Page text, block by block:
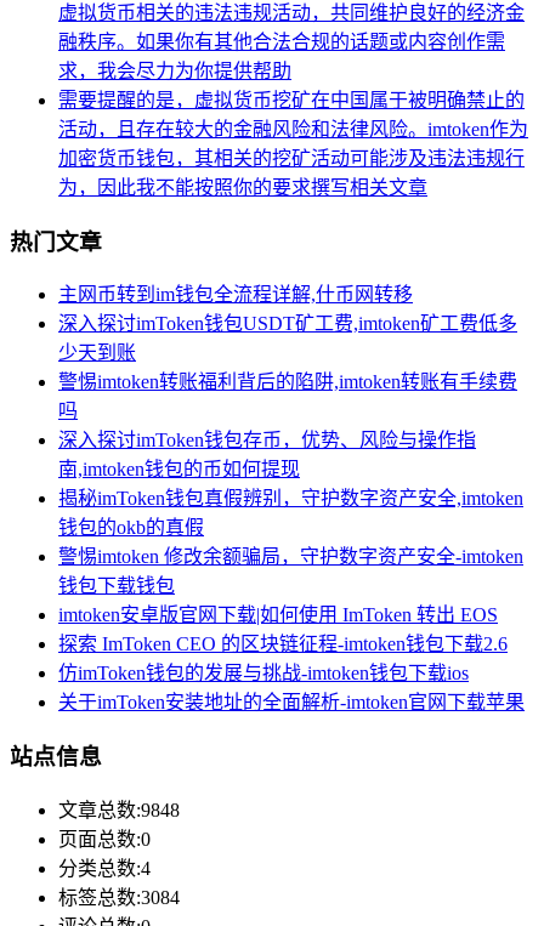
虚拟货币相关的违法违规活动，共同维护良好的经济金
融秩序。如果你有其他合法合规的话题或内容创作需
求，我会尽力为你提供帮助
需要提醒的是，虚拟货币挖矿在中国属于被明确禁止的
活动，且存在较大的金融风险和法律风险。imtoken作为
加密货币钱包，其相关的挖矿活动可能涉及违法违规行
为，因此我不能按照你的要求撰写相关文章
热门文章
主网币转到im钱包全流程详解,什币网转移
深入探讨imToken钱包USDT矿工费,imtoken矿工费低多
少天到账
警惕imtoken转账福利背后的陷阱,imtoken转账有手续费
吗
深入探讨imToken钱包存币，优势、风险与操作指
南,imtoken钱包的币如何提现
揭秘imToken钱包真假辨别，守护数字资产安全,imtoken
钱包的okb的真假
警惕imtoken 修改余额骗局，守护数字资产安全-imtoken
钱包下载钱包
imtoken安卓版官网下载|如何使用 ImToken 转出 EOS
探索 ImToken CEO 的区块链征程-imtoken钱包下载2.6
仿imToken钱包的发展与挑战-imtoken钱包下载ios
关于imToken安装地址的全面解析-imtoken官网下载苹果
站点信息
文章总数:9848
页面总数:0
分类总数:4
标签总数:3084